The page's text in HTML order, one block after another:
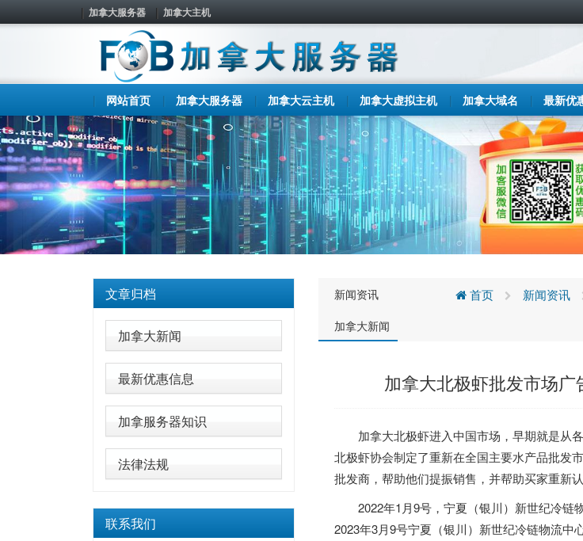
加拿大服务器 加拿大主机
网站首页 加拿大服务器 加拿大云主机 加拿大虚拟主机 加拿大域名 最新优
文章归档
加拿大新闻
最新优惠信息
加拿服务器知识
法律法规
联系我们
新闻资讯
加拿大新闻
首页 新闻资讯
加拿大北极虾批发市场广
加拿大北极虾进入中国市场，早期就是从
北极虾协会制定了重新在全国主要水产品批发
批发商，帮助他们提振销售，并帮助买家重新
2022年1月9号， 宁夏（银川）新世纪冷链
2023年3月9号宁夏（银川）新世纪冷链物流中